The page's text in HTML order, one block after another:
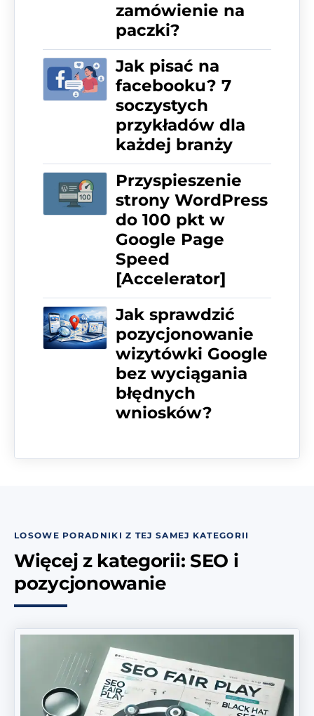
zamówienie na
paczki?
Jak pisać na
facebooku? 7
soczystych
przykładów dla
każdej branży
Przyspieszenie
strony WordPress
do 100 pkt w
Google Page
Speed
[Accelerator]
Jak sprawdzić
pozycjonowanie
wizytówki Google
bez wyciągania
błędnych
wniosków?
LOSOWE PORADNIKI Z TEJ SAMEJ KATEGORII
Więcej z kategorii: SEO i
pozycjonowanie